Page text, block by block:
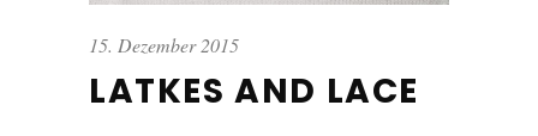
15. Dezember 2015
LATKES AND LACE